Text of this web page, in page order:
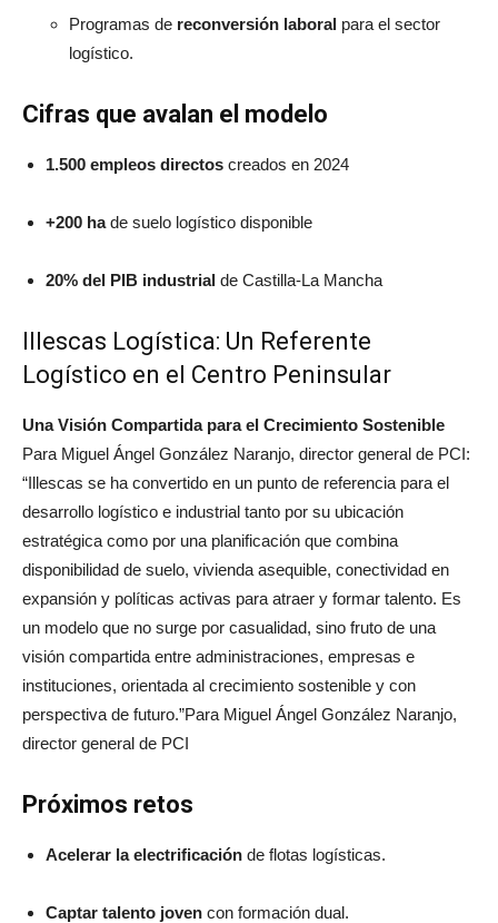
Programas de reconversión laboral para el sector
logístico.
Cifras que avalan el modelo
1.500 empleos directos creados en 2024
+200 hade suelo logístico disponible
20% del PIB industrial de Castilla-La Mancha
Illescas Logística: Un Referente
Logístico en el Centro Peninsular
Una Visión Compartida para el Crecimiento Sostenible
Para Miguel Ángel González Naranjo, director general de PCI:
“Illescas se ha convertido en un punto de referencia para el
desarrollo logístico e industrial tanto por su ubicación
estratégica como por una planificación que combina
disponibilidad de suelo, vivienda asequible, conectividad en
expansión y políticas activas para atraer y formar talento. Es
un modelo que no surge por casualidad, sino fruto de una
visión compartida entre administraciones, empresas e
instituciones, orientada al crecimiento sostenible y con
perspectiva de futuro.”Para Miguel Ángel González Naranjo,
director general de PCI
Próximos retos
Acelerar la electrificación de flotas logísticas.
Captar talento joven con formación dual.